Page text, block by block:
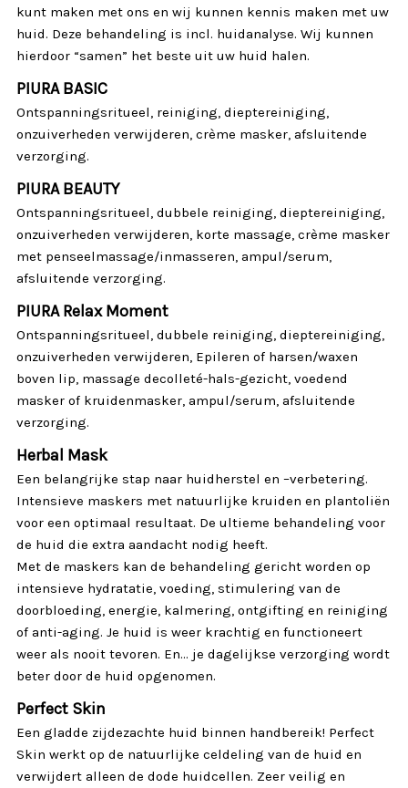
kunt maken met ons en wij kunnen kennis maken met uw
huid. Deze behandeling is incl. huidanalyse. Wij kunnen
hierdoor “samen” het beste uit uw huid halen.
PIURA BASIC
Ontspanningsritueel, reiniging, dieptereiniging,
onzuiverheden verwijderen, crème masker, afsluitende
verzorging.
PIURA BEAUTY
Ontspanningsritueel, dubbele reiniging, dieptereiniging,
onzuiverheden verwijderen, korte massage, crème masker
met penseelmassage/inmasseren, ampul/serum,
afsluitende verzorging.
PIURA Relax Moment
Ontspanningsritueel, dubbele reiniging, dieptereiniging,
onzuiverheden verwijderen, Epileren of harsen/waxen
boven lip, massage decolleté-hals-gezicht, voedend
masker of kruidenmasker, ampul/serum, afsluitende
verzorging.
Herbal Mask
Een belangrijke stap naar huidherstel en –verbetering.
Intensieve maskers met natuurlijke kruiden en plantoliën
voor een optimaal resultaat. De ultieme behandeling voor
de huid die extra aandacht nodig heeft.
Met de maskers kan de behandeling gericht worden op
intensieve hydratatie, voeding, stimulering van de
doorbloeding, energie, kalmering, ontgifting en reiniging
of anti-aging. Je huid is weer krachtig en functioneert
weer als nooit tevoren. En… je dagelijkse verzorging wordt
beter door de huid opgenomen.
Perfect Skin
Een gladde zijdezachte huid binnen handbereik! Perfect
Skin werkt op de natuurlijke celdeling van de huid en
verwijdert alleen de dode huidcellen. Zeer veilig en